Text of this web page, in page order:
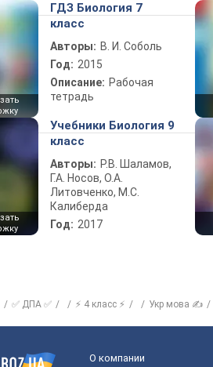
ГДЗ Биология 7
класс
Авторы: В. И. Соболь
Год: 2015
Описание: Рабочая
тетрадь
Учебники Биология 9
класс
Авторы: Р.В. Шаламов,
Г.А. Носов, О.А.
Литовченко, М.С.
Калиберда
Год: 2017
✅ ДПА ✅ ⚡ 4 класс ⚡ Укр мова ✍
О компании